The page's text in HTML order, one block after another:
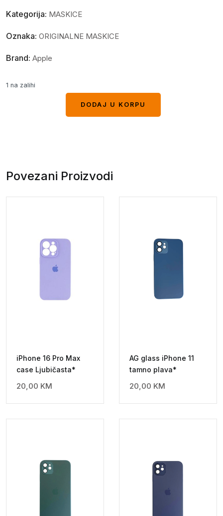
Kategorija: MASKICE
Oznaka: ORIGINALNE MASKICE
Brand: Apple
1 na zalihi
DODAJ U KORPU
Povezani Proizvodi
iPhone 16 Pro Max
case Ljubičasta*
20,00 KM
AG glass iPhone 11
tamno plava*
20,00 KM